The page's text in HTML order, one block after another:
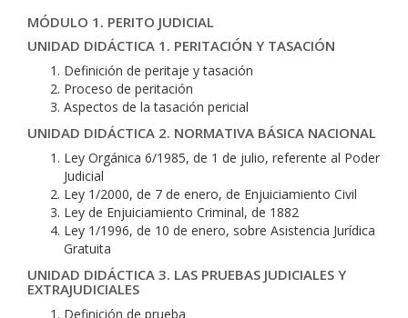
MÓDULO 1. PERITO JUDICIAL
UNIDAD DIDÁCTICA 1. PERITACIÓN Y TASACIÓN
Definición de peritaje y tasación
Proceso de peritación
Aspectos de la tasación pericial
UNIDAD DIDÁCTICA 2. NORMATIVA BÁSICA NACIONAL
Ley Orgánica 6/1985, de 1 de julio, referente al Poder
Judicial
Ley 1/2000, de 7 de enero, de Enjuiciamiento Civil
Ley de Enjuiciamiento Criminal, de 1882
Ley 1/1996, de 10 de enero, sobre Asistencia Jurídica
Gratuita
UNIDAD DIDÁCTICA 3. LAS PRUEBAS JUDICIALES Y
EXTRAJUDICIALES
Definición de prueba